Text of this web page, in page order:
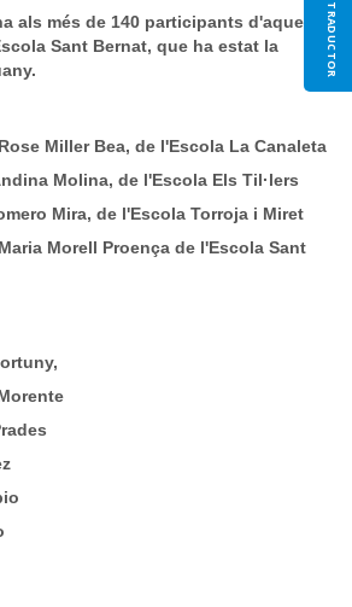
TRADUCTOR
als més de 140 participants d'aquesta
Sant Bernat, que ha estat la
Miller Bea, de l'Escola La Canaleta
Molina, de l'Escola Els Til·lers
Mira, de l'Escola Torroja i Miret
Morell Proença de l'Escola Sant